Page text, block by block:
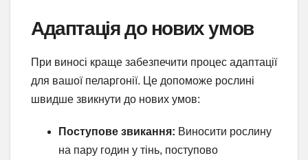
Адаптація до нових умов
При виносі краще забезпечити процес адаптації
для вашої пеларгонії. Це допоможе рослині
швидше звикнути до нових умов:
Поступове звикання: Виносити рослину
на пару годин у тінь, поступово